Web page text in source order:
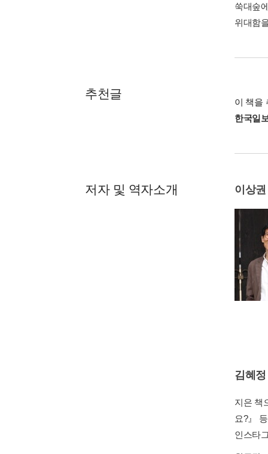
쑥대숲
위대함
추천글
이 책을
한국일
저자 및 역자소개 이상권
김혜정
지은 책
요?』
인스타